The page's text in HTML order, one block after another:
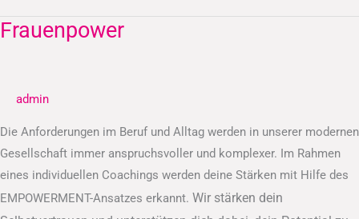
Frauenpower
admin
Die Anforderungen im Beruf und Alltag werden in unserer modernen
Gesellschaft immer anspruchsvoller und komplexer. Im Rahmen
eines individuellen Coachings werden deine Stärken mit Hilfe des
EMPOWERMENT-Ansatzes erkannt. Wir stärken dein
Frauenpower